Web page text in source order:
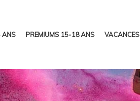
ANS PREMIUMS 15-18 ANS VACANCES